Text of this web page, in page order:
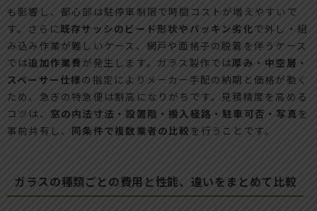
も影響し、都心部は駐停車制限で時間コストが増えやすいで
す。さらに既存サッシのビード形状やパッキン劣化で外し・組
み込み作業が難しいケース、網戸や面格子の脱着を伴うケース
では追加作業費が発生します。ガラス製作では厚み・中空層・
スペーサー仕様の指定によりメーカー手配の納期と価格が動く
ため、急ぎの特急便は割高になりがちです。見積精度を高める
コツは、 窓の内法寸法・設置階・搬入経路・駐車可否・写真を
事前共有し、 同条件で複数業者の比較 を行うことです。
ガラスの種類ごとの費用と性能、違いをまとめて比較